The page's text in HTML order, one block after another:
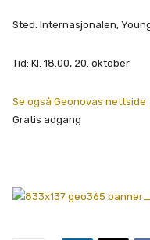
Sted: Internasjonalen,
Tid: Kl. 18.00, 20. oktober
Se også Geonovas nettside
Gratis adgang